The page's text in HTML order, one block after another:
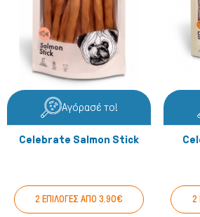
Αγόρασέ το!
Celebrate Salmon Stick
2 ΕΠΙΛΟΓΕΣ ΑΠΟ 3.90€ 2